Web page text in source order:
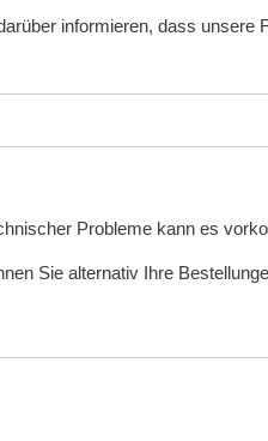
informieren, dass unsere
Probleme kann es
Sie alternativ Ihre